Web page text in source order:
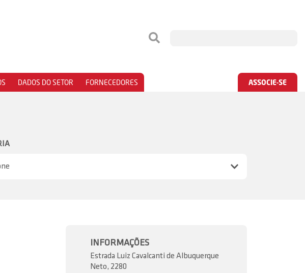
DADOS DO SETOR FORNECEDORES ASSOCIE-SE
INFORMAÇÕES
Estrada Luiz Cavalcanti de Albuquerque
Neto, 2280